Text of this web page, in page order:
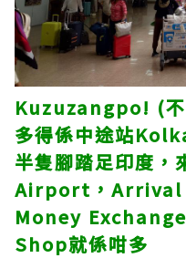
Kuzuzangpo! (不
多得係中途站
半隻腳踏足印度，
Airport，Arrival
Money
Shop就係咁多